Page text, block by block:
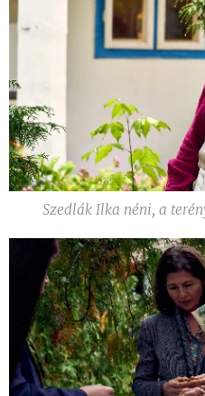
Szedlák Ilka néni, a